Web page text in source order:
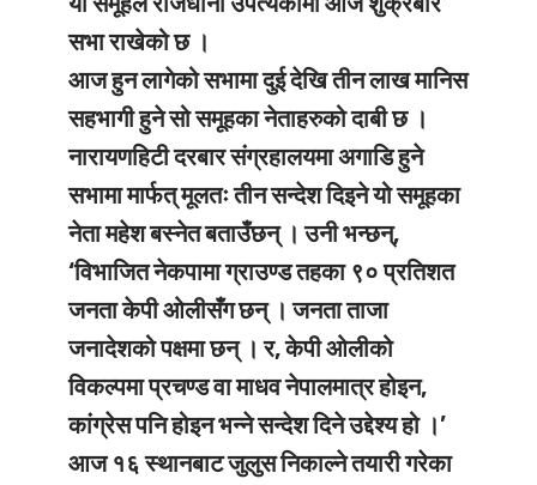
सभा राखेको छ ।
आज हुन लागेको सभामा दुई देखि तीन लाख मानिस
सहभागी हुने सो समूहका नेताहरुको दाबी छ ।
नारायणहिटी दरबार संग्रहालयमा अगाडि हुने
सभामा मार्फत् मूलतः तीन सन्देश दिइने यो समूहका
नेता महेश बस्नेत बताउँछन् । उनी भन्छन्,
‘विभाजित नेकपामा ग्राउण्ड तहका ९० प्रतिशत
जनता केपी ओलीसँग छन् । जनता ताजा
जनादेशको पक्षमा छन् । र, केपी ओलीको
विकल्पमा प्रचण्ड वा माधव नेपालमात्र होइन,
कांग्रेस पनि होइन भन्ने सन्देश दिने उद्देश्य हो ।’
आज १६ स्थानबाट जुलुस निकाल्ने तयारी गरेका